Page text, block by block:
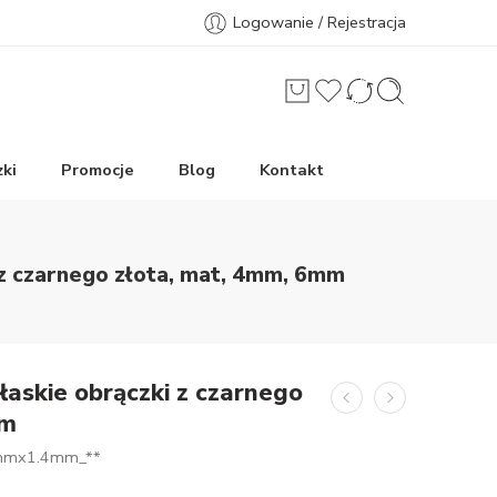
Logowanie / Rejestracja
Promocje Blog Kontakt
złota, mat, 4mm, 6mm
obrączki z czarnego